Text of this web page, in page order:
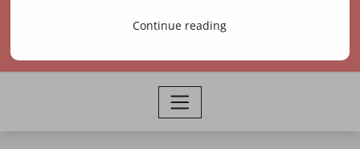
Continue reading